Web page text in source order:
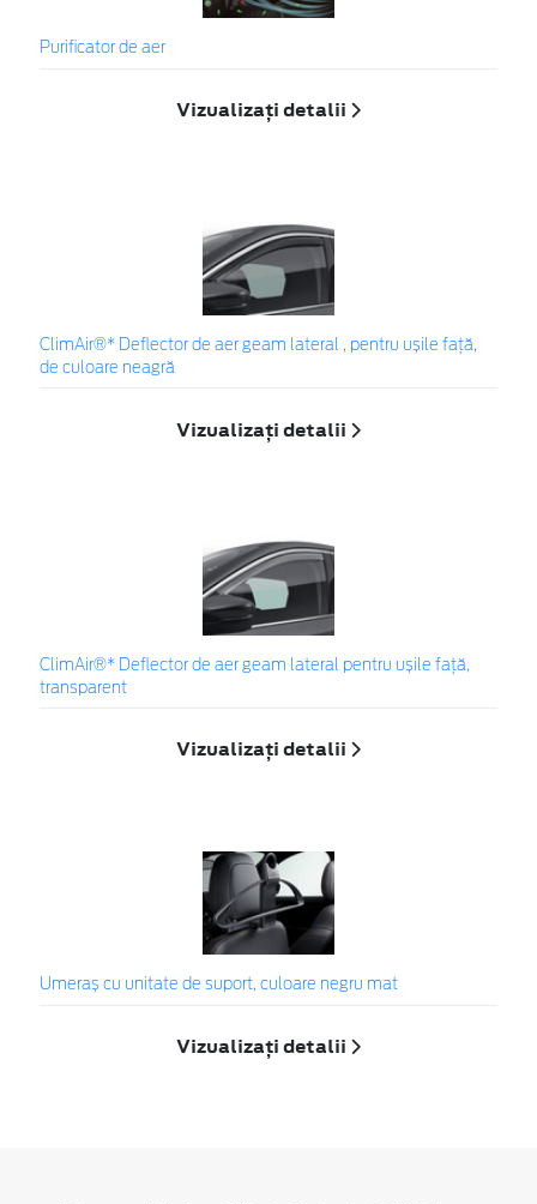
Purificator de aer
Vizualizați detalii
ClimAir®* Deflector de aer geam lateral , pentru ușile față,
de culoare neagră
Vizualizați detalii
ClimAir®* Deflector de aer geam lateral pentru ușile față,
transparent
Vizualizați detalii
Umeraș cu unitate de suport, culoare negru mat
Vizualizați detalii